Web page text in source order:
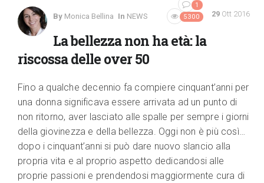
By Monica Bellina 29 Ott 2016
In NEWS
1
5300
La bellezza non ha età: la
riscossa delle over 50
Fino a qualche decennio fa compiere cinquant’anni per
una donna significava essere arrivata ad un punto di
non ritorno, aver lasciato alle spalle per sempre i giorni
della giovinezza e della bellezza. Oggi non è più così…
dopo i cinquant’anni si può dare nuovo slancio alla
propria vita e al proprio aspetto dedicandosi alle
proprie passioni e prendendosi maggiormente cura di